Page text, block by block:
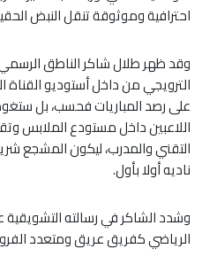
احترافية وموثوقة تنقل النبض
​وقد ظهر طلال شاكر الناطق
الترويجي من داخل أستوديو القناة
على رصد المباريات فحسب، بل
اللاعبين داخل مستودع الملابس
التقني والمدرب، ليكون المشجع
ناديه أولا بأول.
​وشدد الشاكر في رسالته التشويقية
الرياضي كفريق عريق ومتعدد